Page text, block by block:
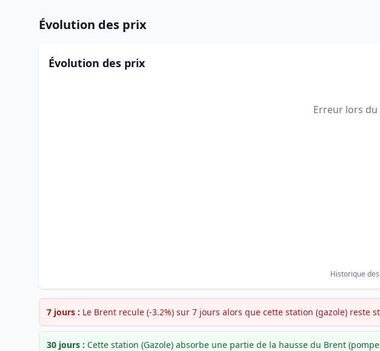
Évolution des prix
Évolution des prix
Erreur lors
Historique
7 jours : Le Brent recule (-3.2%) sur 7 jours alors que cette station (gazole) reste
30 jours : Cette station (Gazole) absorbe une partie de la hausse du Brent